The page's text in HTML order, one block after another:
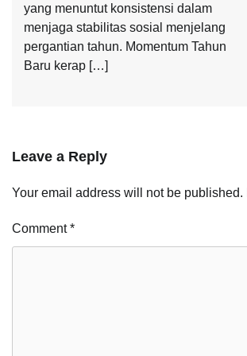
yang menuntut konsistensi dalam
menjaga stabilitas sosial menjelang
pergantian tahun. Momentum Tahun
Baru kerap […]
Leave a Reply
Your email address will not be published.
Comment*